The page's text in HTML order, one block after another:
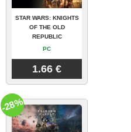
STAR WARS: KNIGHTS
OF THE OLD
REPUBLIC
PC
1.66 €
-28%